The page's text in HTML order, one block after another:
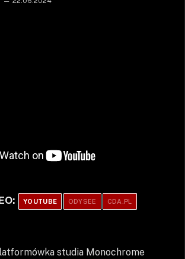
YOUTUBE ODYSEE CDA.PL
studia Monochrome